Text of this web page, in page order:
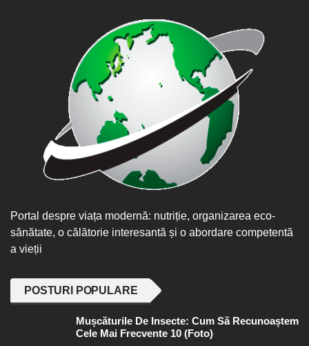
Portal despre viața modernă: nutriție, organizarea eco-
sănătate, o călătorie interesantă și o abordare competentă
a vieții
POSTURI POPULARE
Mușcăturile De Insecte: Cum Să Recunoaștem
Cele Mai Frecvente 10 (foto)